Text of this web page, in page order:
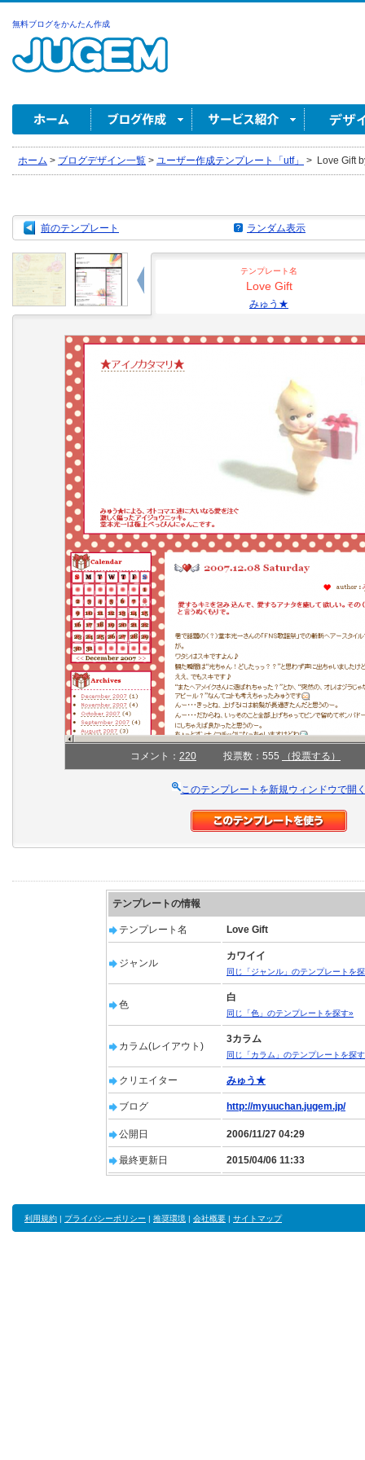
無料ブログをかんたん作成
ホーム > ブログデザイン一覧 > ユーザー作成テンプレート「utf」 > Love Gift
前のテンプレート ランダム表示
テンプレート名
Love Gift
みゅう★
コメント： 220 投票数：555 （投票する）
このテンプレートを新規ウィンドウで開
テンプレートの情報
テンプレート名 Love Gift
ジャンル
カワイイ
同じ「ジャンル」のテンプレートを
色
白
同じ「色」のテンプレートを探す»
カラム(レイアウト)
3カラム
同じ「カラム」のテンプレートを探
クリエイター みゅう★
ブログ http://myuuchan.jugem.jp/
公開日 2006/11/27 04:29
最終更新日 2015/04/06 11:33
利用規約 | プライバシーポリシー | 推奨環境 | 会社概要 | サイトマップ